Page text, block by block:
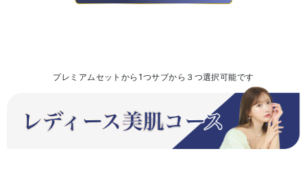
プレミアムセットから1つサブから３つ選択可能です